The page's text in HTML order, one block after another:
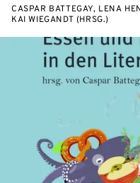
CASPAR BATTEGAY, LENA
KAI WIEGANDT (HRSG.)